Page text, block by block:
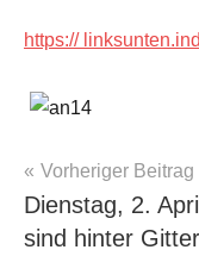
https://
Vorheriger Beitrag
Dienstag, 2.
sind hinter